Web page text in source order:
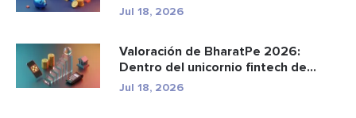
Jul 18, 2026
Valoración de BharatPe 2026:
Dentro del unicornio fintech de
2.85...
Jul 18, 2026